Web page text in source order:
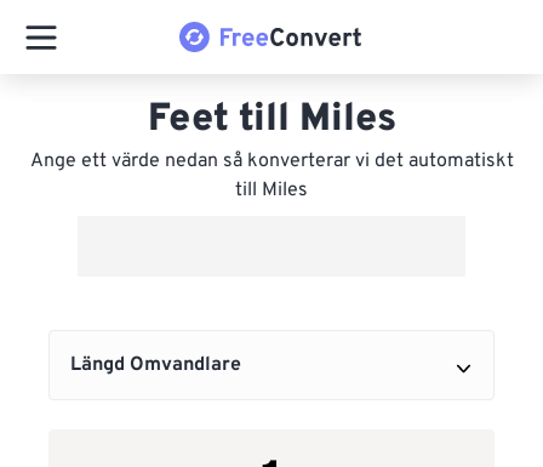
Feet till Miles
Ange ett värde nedan så konverterar vi det automatiskt
till Miles